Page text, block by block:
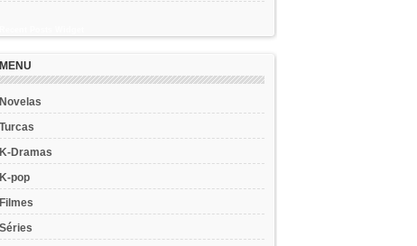
MENU
Novelas
Turcas
K-Dramas
K-pop
Filmes
Séries